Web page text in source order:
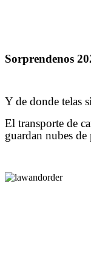
Sorprendenos
Y de donde telas
El transporte de
guardan nubes